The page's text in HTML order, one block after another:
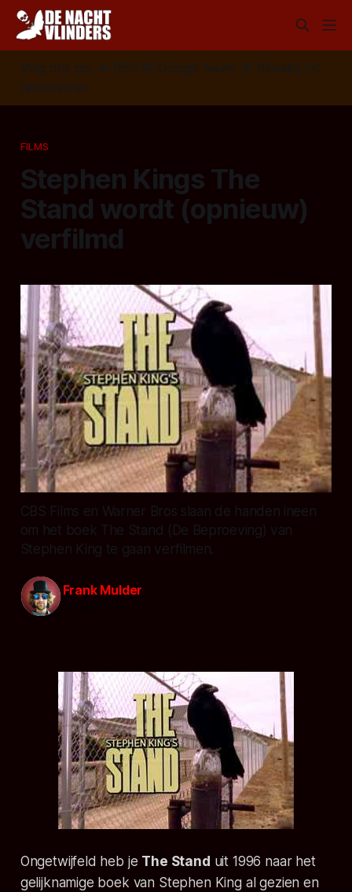
Volg ons op: 📣 RSS 📰 Google News 🦋 Bluesky
✉️
Nieuwsbrief
FILMS
Stephen Kings The
Stand wordt (opnieuw)
verfilmd
CBS Films en Warner Bros slaan de handen ineen
om het boek The Stand (De Beproeving) van
Stephen King te gaan verfilmen.
Frank Mulder
Ongetwijfeld heb je The Stand uit 1996 naar het
gelijknamige boek van Stephen King al gezien en